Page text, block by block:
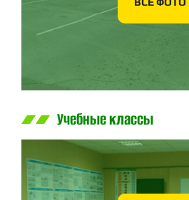
Учебные классы